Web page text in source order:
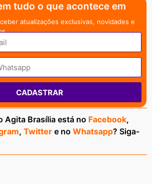
tudo o que acontece em
atualizações exclusivas, novidades e
CADASTRAR
Agita Brasília está no Facebook,
, Twitter e no Whatsapp? Siga-